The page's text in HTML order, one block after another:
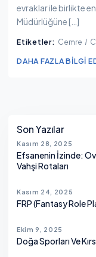
evraklar ile birlikte
Müdürlüğüne […]
Etiketler: Cemre
DAHA FAZLA BILGI
Yanı Sıra
Son Yazılar
Kasım 28, 2025
Efsanenin İzinde:
Vahşi Rotaları
Kasım 24, 2025
FRP (Fantasy Role
Ekim 9, 2025
Doğa Sporları Ve